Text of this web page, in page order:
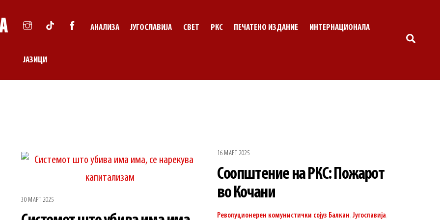
АНАЛИЗА ЈУГОСЛАВИЈА СВЕТ РКС ПЕЧАТЕНО ИЗДАНИЕ ИНТЕРНАЦИОНАЛА
ЈАЗИЦИ
30 МАРТ 2025
16 МАРТ 2025
Соопштение на РКС: Пожарот
во Кочани
Револуционерен комунистички сојуз Балкан ,Југославија